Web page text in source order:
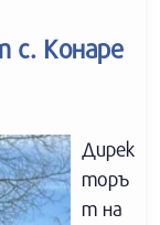
с. Конаре
Дирек
торъ
т на